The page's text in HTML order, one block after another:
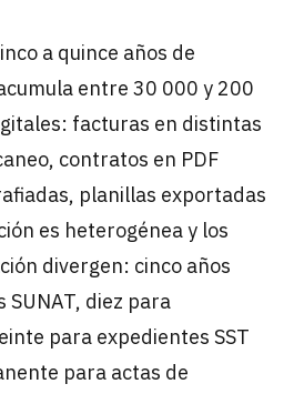
a quince años de
entre 30 000 y 200
facturas en distintas
contratos en PDF
planillas exportadas
es heterogénea y los
divergen: cinco años
diez para
para expedientes SST
para actas de